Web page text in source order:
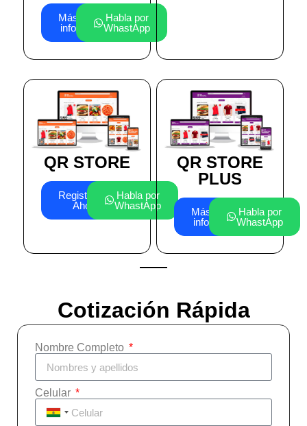
Más
info
Habla por
WhastApp
QR STORE
Registrarme
Ahora
Habla por
WhastApp
QR STORE
PLUS
Más
info
Habla por
WhastApp
Cotización Rápida
Nombre Completo
Celular
Bolivia +591